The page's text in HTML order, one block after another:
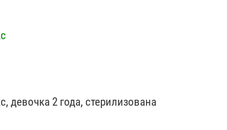
девочка 2 года, стерилизована